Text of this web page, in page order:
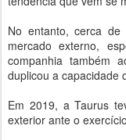
No entanto, cerca
mercado externo,
companhia também
duplicou a capacidade
Em 2019, a Taurus
exterior ante o